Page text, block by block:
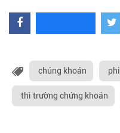
chúng khoán
thì trường chứng khoán